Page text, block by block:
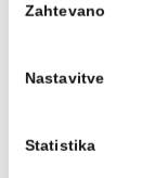
soglasja
Zahtevano
Nastavitve
Statistika